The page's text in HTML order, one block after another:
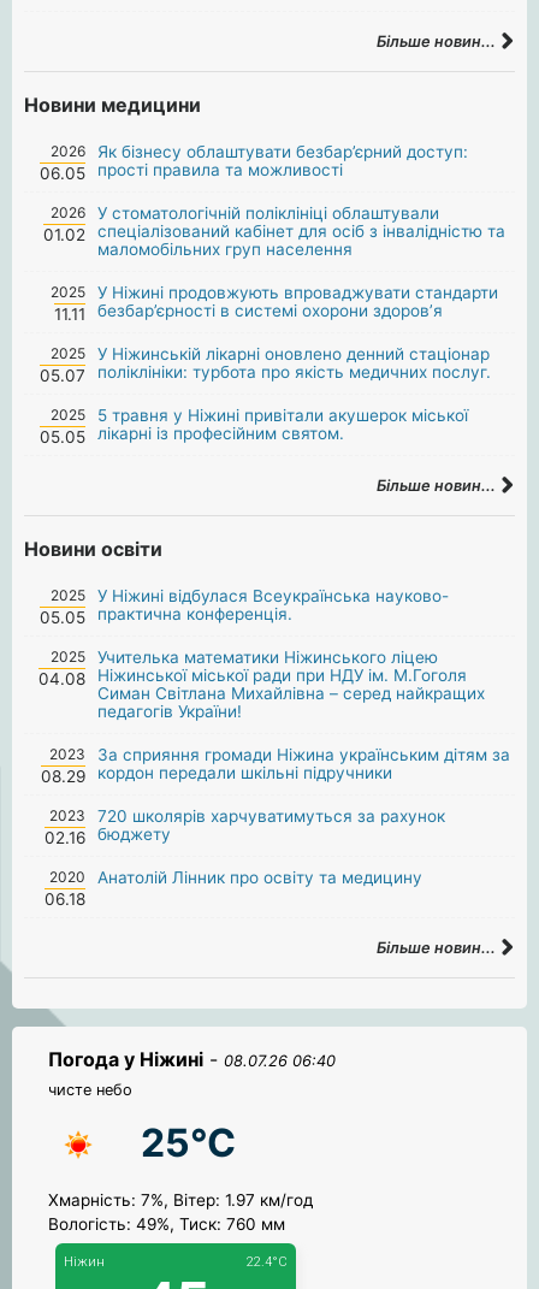
Більше новин...
Новини медицини
2026
06.05
Як бізнесу облаштувати безбар’єрний доступ:
прості правила та можливості
2026
01.02
У стоматологічній поліклініці облаштували
спеціалізований кабінет для осіб з інвалідністю та
маломобільних груп населення
2025
11.11
У Ніжині продовжують впроваджувати стандарти
безбар’єрності в системі охорони здоров’я
2025
05.07
У Ніжинській лікарні оновлено денний стаціонар
поліклініки: турбота про якість медичних послуг.
2025
05.05
5 травня у Ніжині привітали акушерок міської
лікарні із професійним святом.
Більше новин...
Новини освіти
2025
05.05
У Ніжині відбулася Всеукраїнська науково-
практична конференція.
2025
04.08
Учителька математики Ніжинського ліцею
Ніжинської міської ради при НДУ ім. М.Гоголя
Симан Світлана Михайлівна – серед найкращих
педагогів України!
2023
08.29
За сприяння громади Ніжина українським дітям за
кордон передали шкільні підручники
2023
02.16
720 школярів харчуватимуться за рахунок
бюджету
2020
06.18
Анатолій Лінник про освіту та медицину
Більше новин...
Погода у Ніжині - 08.07.26 06:40
чисте небо
25°C
Хмарність: 7%, Вітер: 1.97 км/год
Вологість: 49%, Тиск: 760 мм